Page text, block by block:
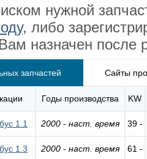
нужной
, либо
назначен после
запчастей Сайты
Годы производства KW
1.1 2000 - наст. время 39 -
1.3 2000 - наст. время 61 -